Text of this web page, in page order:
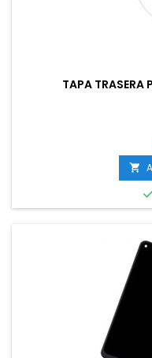
TAPA TRASERA
